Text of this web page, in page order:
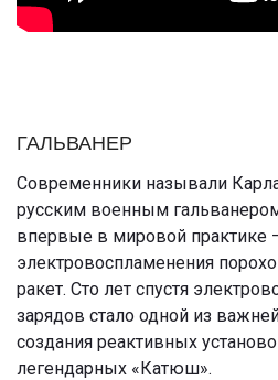
ГАЛЬВАНЕР
Современники называли
русским военным
впервые в мировой практике
электровоспламенения
ракет. Сто лет спустя
зарядов стало одной из
создания реактивных
легендарных «Катюш».